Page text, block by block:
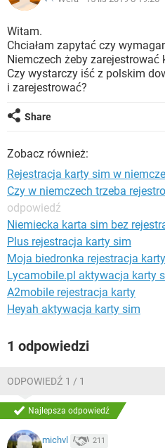
INSTAGRAM
WINDOWS 10
INSTAGRAM
WINDOWS 10
COVID-19
GRY
SPOTIFY
INSTAGRAM
Witam.
Chciałam zapytać czy
Niemczech żeby zarejestrować
Czy wystarczy iść z polskim
i zarejestrować?
Share
Zobacz również:
Rejestracja karty sim w
Czy w niemczech trzeba
odpowiedź
Niemiecka karta sim bez
Plus rejestracja karty sim
Moja biedronka rejestracja karty
Lycamobile.pl aktywacja karty
A2mobile rejestracja karty
Heyah aktywacja karty sim
1 odpowiedzi
ODPOWIEDŹ 1 / 1
Najlepsza odpowiedź
michvl 211